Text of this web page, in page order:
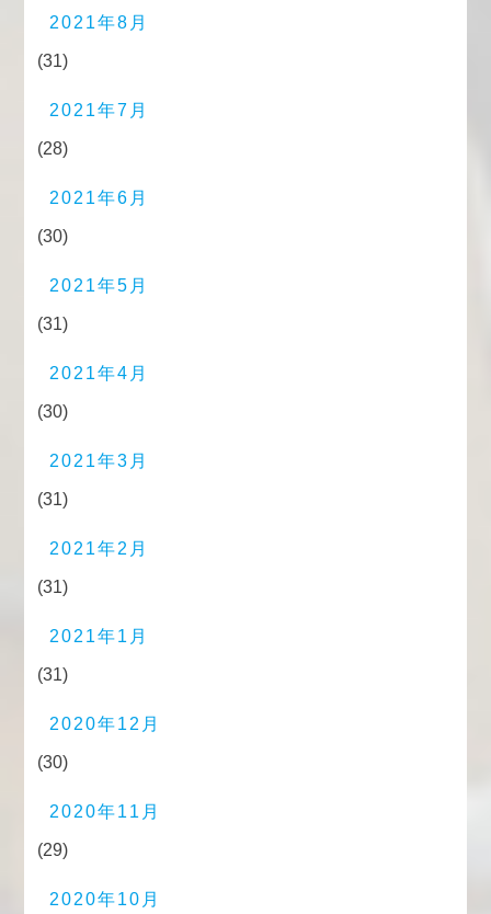
2021年8月
(31)
2021年7月
(28)
2021年6月
(30)
2021年5月
(31)
2021年4月
(30)
2021年3月
(31)
2021年2月
(31)
2021年1月
(31)
2020年12月
(30)
2020年11月
(29)
2020年10月